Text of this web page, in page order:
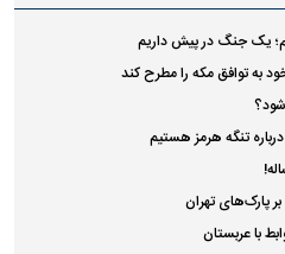
یک جنگ در پیش داریم
به توافق مکه را مطرح کند
تنگه هرمز هستیم
پارک‌های تهران
با عربستان